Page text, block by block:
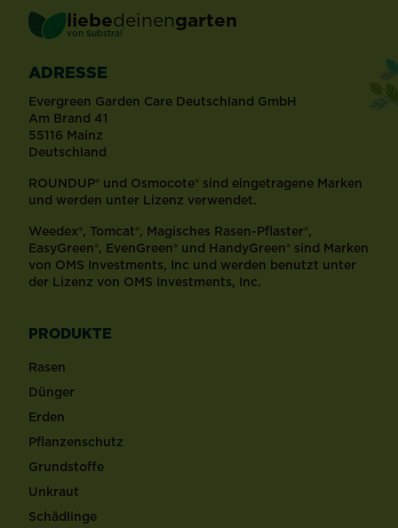
liebedeinengarten
von Substral ®
ADRESSE
Evergreen Garden Care Deutschland GmbH
Am Brand 41
55116 Mainz
Deutschland
ROUNDUP® und Osmocote® sind eingetragene Marken
und werden unter Lizenz verwendet.
Weedex®, Tomcat®, Magisches Rasen-Pflaster®,
EasyGreen®, EvenGreen® und HandyGreen® sind Marken
von OMS Investments, Inc und werden benutzt unter
der Lizenz von OMS Investments, Inc.
PRODUKTE
Rasen
Dünger
Erden
Pflanzenschutz
Grundstoffe
Unkraut
Schädlinge